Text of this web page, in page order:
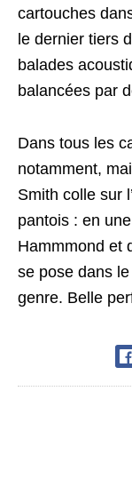
cartouches
le dernier tiers
balades
balancées par
Dans tous les
notamment,
Smith colle sur
pantois : en
Hammmond et
se pose dans
genre. Belle